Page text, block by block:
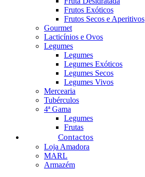
Frutos Exóticos
Frutos Secos e Aperitivos
Gourmet
Lacticínios e Ovos
Legumes
Legumes
Legumes Exóticos
Legumes Secos
Legumes Vivos
Mercearia
Tubérculos
4ª Gama
Legumes
Frutas
Contactos
Loja Amadora
MARL
Armazém